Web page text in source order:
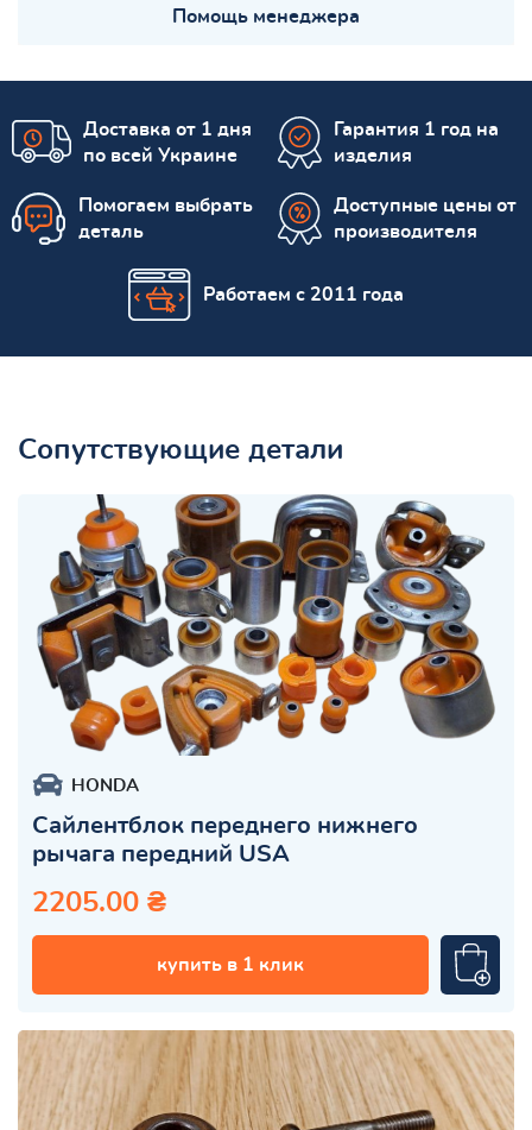
Помощь менеджера
Доставка от 1 дня
по всей Украине
Гарантия 1 год на
изделия
Помогаем выбрать
деталь
Доступные цены от
производителя
Работаем с 2011 года
Сопутствующие детали
HONDA
Сайлентблок переднего нижнего
рычага передний USA
2205.00 ₴
купить в 1 клик